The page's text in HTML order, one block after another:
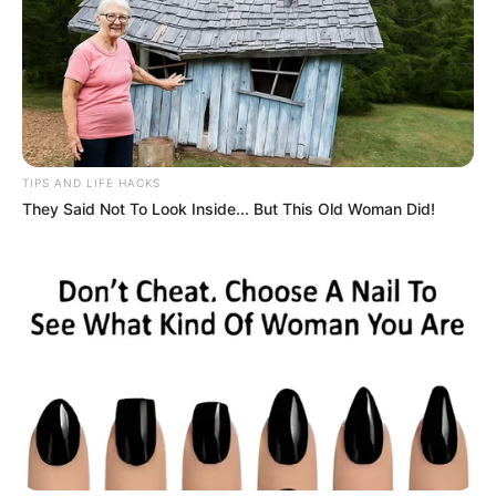
Kekayaan
Ditelusuri pada tahun 2023, total kekayaan bersih Beby Tsabina
ditaksir sekitar Rp7,7 miliar. SUmber kekayaannya tidak diketahui
secara detail kecuali dari YouTube.
YouTube
Dilansir dari laman
Rp1,2 juta – Rp20,2 juta.
Sementara itu, penghasilan yang diterimanya dari YouTube per
Kontroversi
Dituding jadi Penggemas Musiman
TIPS AND LIFE HACKS
They Said Not To Look Inside... But This Old Woman Did!